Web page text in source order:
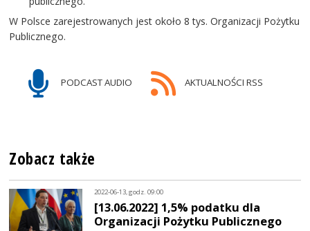
W Polsce zarejestrowanych jest około 8 tys. Organizacji Pożytku
Publicznego.
PODCAST AUDIO AKTUALNOŚCI RSS
Zobacz także
2022-06-13, godz. 09:00
[13.06.2022] 1,5% podatku dla
Organizacji Pożytku Publicznego